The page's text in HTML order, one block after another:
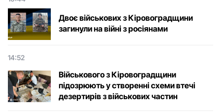
Двоє військових з Кіровоградщини
загинули на війні з росіянами
14:52
Військового з Кіровоградщини
підозрюють у створенні схеми втечі
дезертирів з військових частин